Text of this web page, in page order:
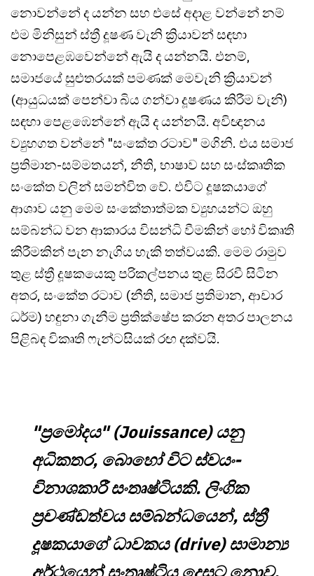
නොවන්නේ ද යන්න සහ එසේ අදාළ වන්නේ නම්
එම මිනිසුන් ස්ත්‍රී දූෂණ වැනි ක්‍රියාවන් සඳහා
නොපෙළඹවෙන්නේ ඇයි ද යන්නයි. එනම්,
සමාජයේ සුළුතරයක් පමණක් මෙවැනි ක්‍රියාවන්
(ආයුධයක් පෙන්වා බිය ගන්වා දූෂණය කිරීම වැනි)
සඳහා පෙළඹෙන්නේ ඇයි ද යන්නයි. අවිඥානය
ව්‍යුහගත වන්නේ "සංකේත රටාව" මගිනි. එය සමාජ
ප්‍රතිමාන-සම්මතයන්, නීති, භාෂාව සහ සංස්කෘතික
සංකේත වලින් සමන්විත වේ. එවිට දූෂකයාගේ
ආශාව යනු මෙම සංකේතාත්මක ව්‍යුහයන්ට ඔහු
සම්බන්ධ වන ආකාරය විසන්ධි වීමකින් හෝ විකෘති
කිරීමකින් පැන නැගිය හැකි තත්වයකි. මෙම රාමුව
තුළ ස්ත්‍රී දූෂකයෙකු පරිකල්පනය තුළ සිරවී සිටින
අතර, සංකේත රටාව (නීති, සමාජ ප්‍රතිමාන, ආචාර
ධර්ම) හඳුනා ගැනීම ප්‍රතික්ෂේප කරන අතර පාලනය
පිළිබඳ විකෘති ෆැන්ටසියක් රඟ දක්වයි.
"ප්‍රමෝදය" (Jouissance) යනු
අධිකතර, බොහෝ විට ස්වයං-
විනාශකාරී සංතෘෂ්ටියකි. ලිංගික
ප්‍රචණ්ඩත්වය සම්බන්ධයෙන්, ස්ත්‍රී
දූෂකයාගේ ධාවකය (drive) සාමාන්‍ය